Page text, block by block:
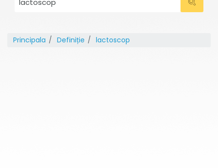
Principala Definiție lactoscop